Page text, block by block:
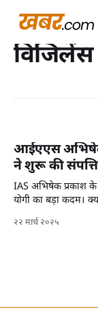
आईएएस अभिषेक
ने शुरू की
IAS अभिषेक प्रकाश
योगी का बड़ा कदम।
२२ मार्च २०२५